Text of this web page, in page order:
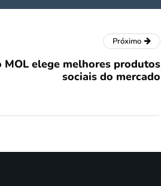
Próximo
elege melhores produtos
sociais do mercado